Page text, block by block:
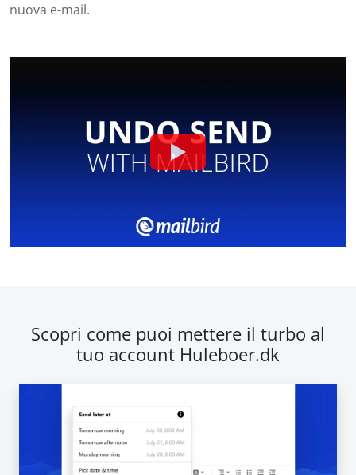
nuova e-mail.
Scopri come puoi mettere il turbo al
tuo account Huleboer.dk